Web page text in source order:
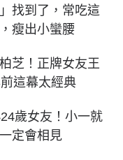
找到了，常吃這
瘦出小蠻腰
芝！正牌女友王
這幕太經典
歲女友！小一就
定會相見